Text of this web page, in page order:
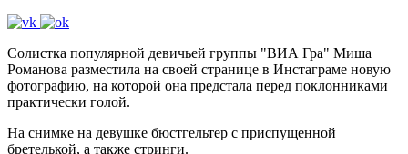
Солистка популярной девичьей группы "ВИА Гра" Миша
Романова разместила на своей странице в Инстаграме новую
фотографию, на которой она предстала перед поклонниками
практически голой.
На снимке на девушке бюстгельтер с приспущенной
бретелькой, а также стринги.